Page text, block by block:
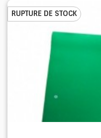
RUPTURE DE STOCK